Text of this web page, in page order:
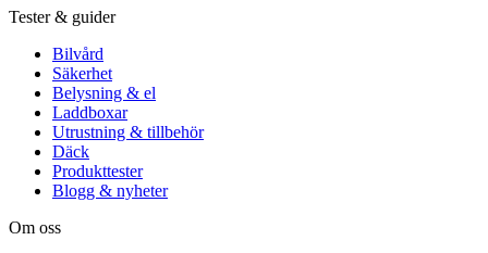
Tester & guider
Bilvård
Säkerhet
Belysning & el
Laddboxar
Utrustning & tillbehör
Däck
Produkttester
Blogg & nyheter
Om oss